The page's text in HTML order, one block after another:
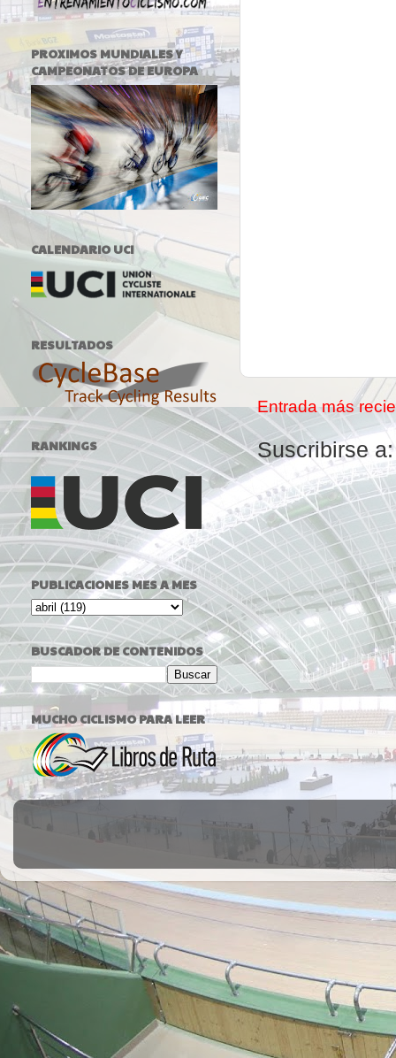
Entrada más
Suscribirse
PROXIMOS MUNDIALES Y
CAMPEONATOS DE EUROPA
CALENDARIO UCI
RESULTADOS
RANKINGS
PUBLICACIONES MES A MES
BUSCADOR DE CONTENIDOS
MUCHO CICLISMO PARA LEER